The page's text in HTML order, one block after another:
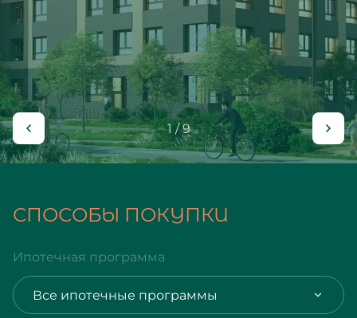
1 / 9
СПОСОБЫ ПОКУПКИ
Ипотечная программа
Все ипотечные программы